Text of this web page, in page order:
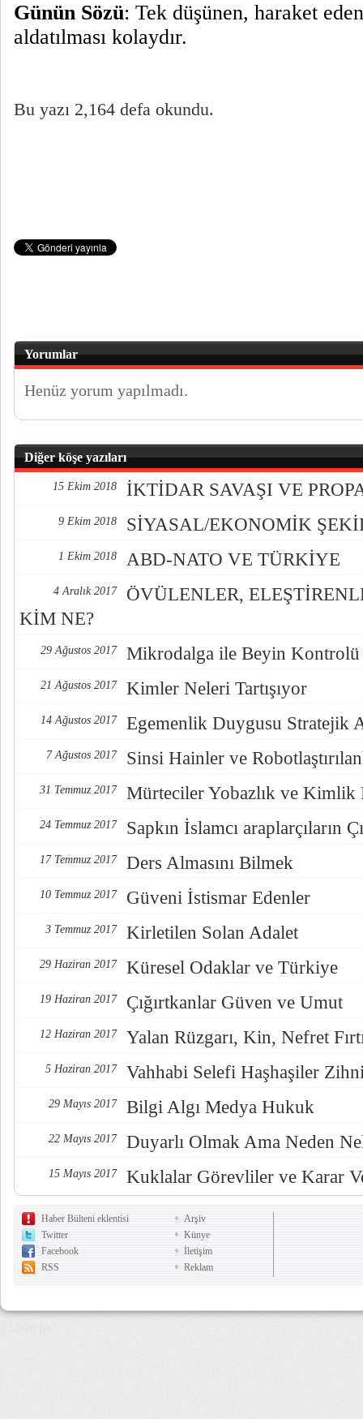
Günün Sözü: Tek düşünen, haraket
aldatılması kolaydır.
Bu yazı 2,164 defa okundu.
Yorumlar
Henüz yorum yapılmadı.
Diğer köşe yazıları
15 Ekim 2018 İKTİDAR SAVAŞI VE
9 Ekim 2018 SİYASAL/EKONOMİK
1 Ekim 2018 ABD-NATO VE TÜRKİYE
4 Aralık 2017
ÖVÜLENLER,
KİM NE?
29 Ağustos 2017 Mikrodalga ile Beyin Kontrolü
21 Ağustos 2017 Kimler Neleri Tartışıyor
14 Ağustos 2017 Egemenlik Duygusu Stratejik
7 Ağustos 2017 Sinsi Hainler ve
31 Temmuz 2017 Mürteciler Yobazlık ve Kimlik
24 Temmuz 2017 Sapkın İslamcı araplarçıların
17 Temmuz 2017 Ders Almasını Bilmek
10 Temmuz 2017 Güveni İstismar Edenler
3 Temmuz 2017 Kirletilen Solan Adalet
29 Haziran 2017 Küresel Odaklar ve Türkiye
19 Haziran 2017 Çığırtkanlar Güven ve Umut
12 Haziran 2017 Yalan Rüzgarı, Kin, Nefret
5 Haziran 2017 Vahhabi Selefi Haşhaşiler
29 Mayıs 2017 Bilgi Algı Medya Hukuk
22 Mayıs 2017 Duyarlı Olmak Ama Neden
15 Mayıs 2017 Kuklalar Görevliler ve Karar
Haber Bülteni eklentisi
Twitter
Facebook
RSS
Arşiv
Künye
İletişim
Reklam